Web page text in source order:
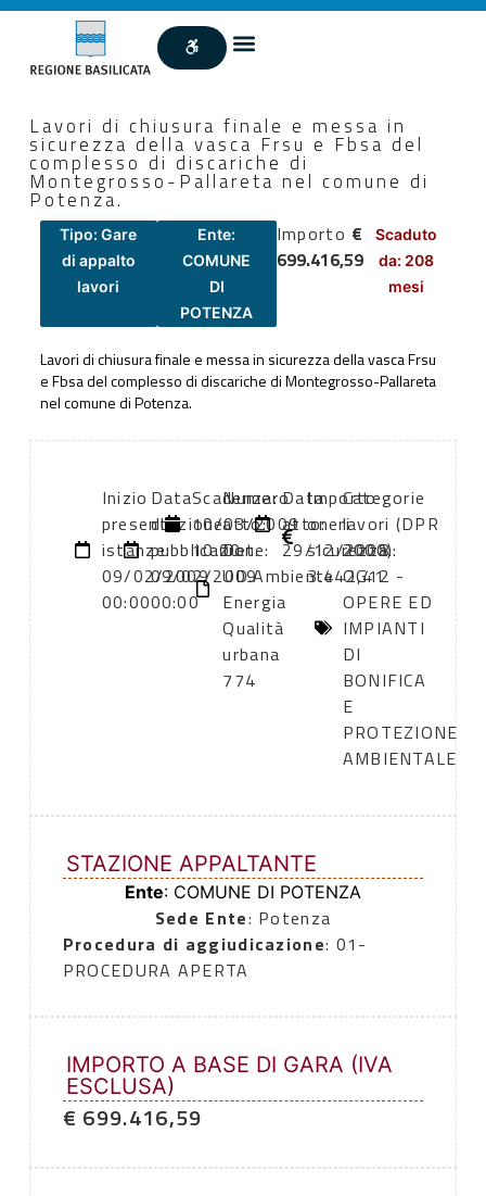
Lavori di chiusura finale e messa in
sicurezza della vasca Frsu e Fbsa del
complesso di discariche di
Montegrosso-Pallareta nel comune di
Potenza.
Tipo: Gare
di appalto
lavori
Ente:
COMUNE
DI
POTENZA
Importo €
699.416,59
Scaduto
da: 208
mesi
Lavori di chiusura finale e messa in sicurezza della vasca Frsu
e Fbsa del complesso di discariche di Montegrosso-Pallareta
nel comune di Potenza.
Inizio
presentazione
istanze:
09/02/2009
00:00
Data
di
pubblicazione:
09/02/2009
00:00
Scadenza:
10/03/2009
10:00
Numero
atto:
Det.
UD.Ambiente
Energia
Qualità
urbana
774
Data
atto:
29/12/2008
Importo
oneri
sicurezza:
3.442,41
Categorie
lavori (DPR
2000):
OG12 -
OPERE ED
IMPIANTI
DI
BONIFICA
E
PROTEZIONE
AMBIENTALE
STAZIONE APPALTANTE
Ente: COMUNE DI POTENZA
Sede Ente: Potenza
Procedura di aggiudicazione: 01-
PROCEDURA APERTA
IMPORTO A BASE DI GARA (IVA
ESCLUSA)
€ 699.416,59